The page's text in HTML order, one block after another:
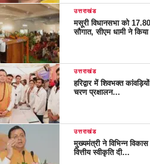
उत्तराखंड
मसूरी विधानसभा को
सौगात, सीएम धामी ने किया
उत्तराखंड
हरिद्वार में शिवभक्त
चरण प्रक्षालन…
उत्तराखंड
मुख्यमंत्री ने विभिन्न
वित्तीय स्वीकृति दी…